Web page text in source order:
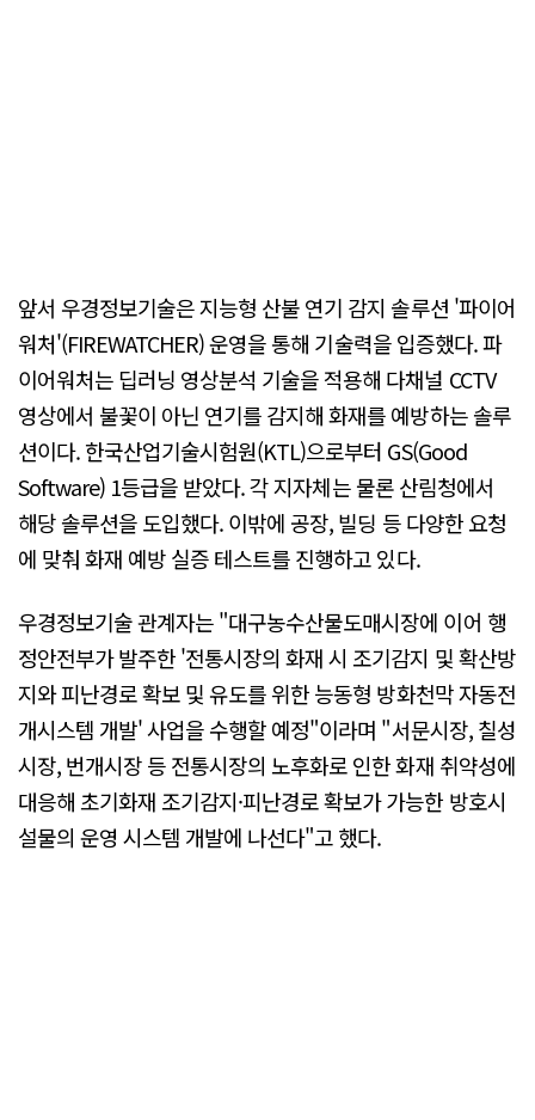
앞서 우경정보기술은 지능형 산불 연기 감지 솔루션 '파이어
워처'(FIREWATCHER) 운영을 통해 기술력을 입증했다. 파
이어워처는 딥러닝 영상분석 기술을 적용해 다채널 CCTV
영상에서 불꽃이 아닌 연기를 감지해 화재를 예방하는 솔루
션이다. 한국산업기술시험원(KTL)으로부터 GS(Good
Software) 1등급을 받았다. 각 지자체는 물론 산림청에서
해당 솔루션을 도입했다. 이밖에 공장, 빌딩 등 다양한 요청
에 맞춰 화재 예방 실증 테스트를 진행하고 있다.
우경정보기술 관계자는 "대구농수산물도매시장에 이어 행
정안전부가 발주한 '전통시장의 화재 시 조기감지 및 확산방
지와 피난경로 확보 및 유도를 위한 능동형 방화천막 자동전
개시스템 개발' 사업을 수행할 예정"이라며 "서문시장, 칠성
시장, 번개시장 등 전통시장의 노후화로 인한 화재 취약성에
대응해 초기화재 조기감지·피난경로 확보가 가능한 방호시
설물의 운영 시스템 개발에 나선다"고 했다.